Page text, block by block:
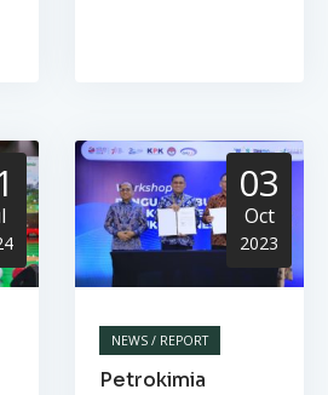
03
Oct
2023
NEWS / REPORT
Petrokimia